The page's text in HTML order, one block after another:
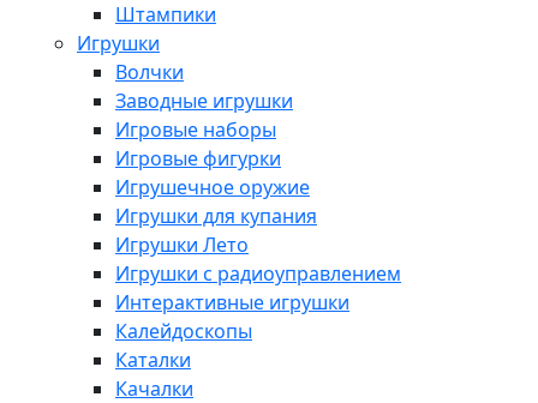
Штампики
Игрушки
Волчки
Заводные игрушки
Игровые наборы
Игровые фигурки
Игрушечное оружие
Игрушки для купания
Игрушки Лето
Игрушки с радиоуправлением
Интерактивные игрушки
Калейдоскопы
Каталки
Качалки